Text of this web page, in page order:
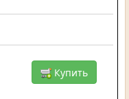
Купить